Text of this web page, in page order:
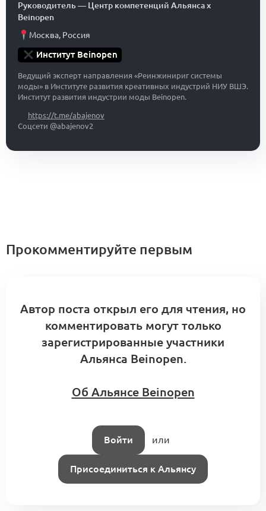
Руководитель— Центр компетенций Альянса x
Beinopen
Москва, Россия
Институт Beinopen
Ведущий эксперт направления «Реинжинириг системы
моды» в Институте развития креативных индустрий НИУ ВШЭ.
Институт развития индустрии моды Beinopen.
https://t.me/abajenov
Соцсети @abajenov2
Прокомментируйте первым
Автор поста открыл его для чтения, но
комментировать могут только
зарегистрированные участники
Альянса Beinopen.
Об Альянсе Beinopen
Войти или
Присоединиться к Альянсу